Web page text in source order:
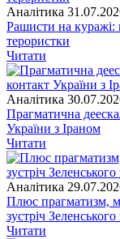
Аналітика
Рашисти на куражі:
терористки
Читати
Аналітика
Прагматична
України з Іраном
Читати
Аналітика
Плюс прагматизм,
зустріч
Читати